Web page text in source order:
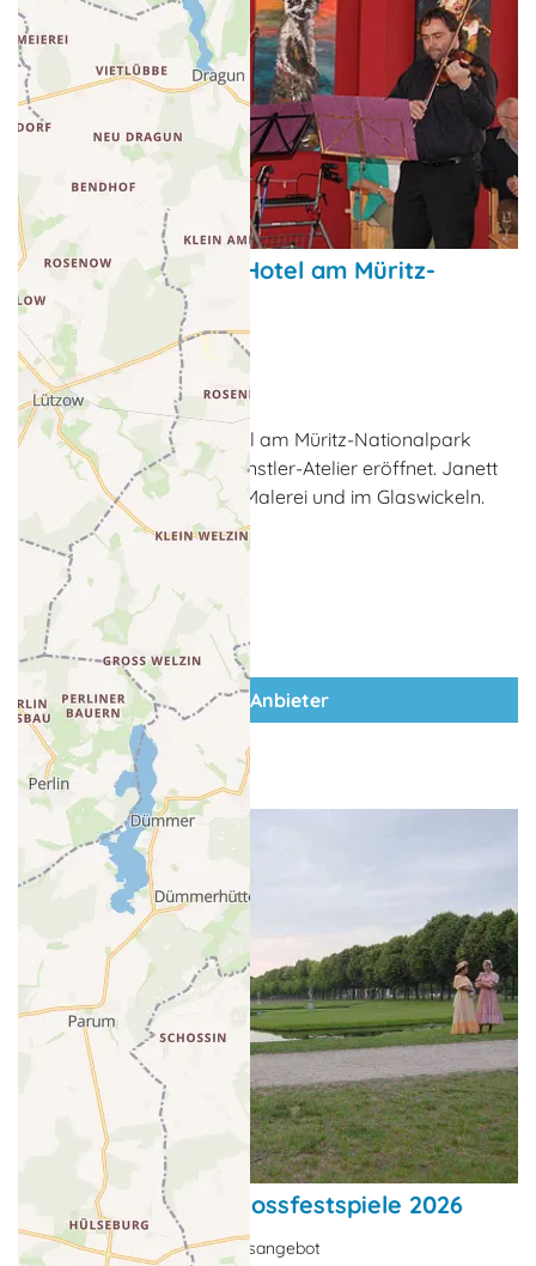
Künstler-Atelier im Hotel am Müritz-
Nationalpark
Galerien & Ausstellungen
Waren (Müritz)
Gemeinsam mit dem Hotel am Müritz-Nationalpark
wurde 1999 auch unser Künstler-Atelier eröffnet. Janett
Heske erteilt Kurse in der Malerei und im Glaswickeln.
zum Anbieter
Hotel Nordlicht: Schlossfestspiele 2026
Eventangebot, Kurzurlaubsangebot